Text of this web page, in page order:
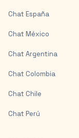
Chat España
Chat México
Chat Argentina
Chat Colombia
Chat Chile
Chat Perú